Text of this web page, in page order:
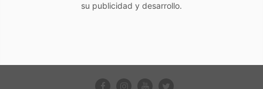
su publicidad y desarrollo.